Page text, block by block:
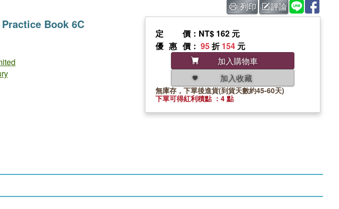
列印 評論
Book 6C
定價 ：NT$ 162 元
優惠價 ： 95折154 元
加入購物車
加入收藏
無庫存，下單後進貨(到貨天數約45-60天)
下單可得紅利積點 ：4 點